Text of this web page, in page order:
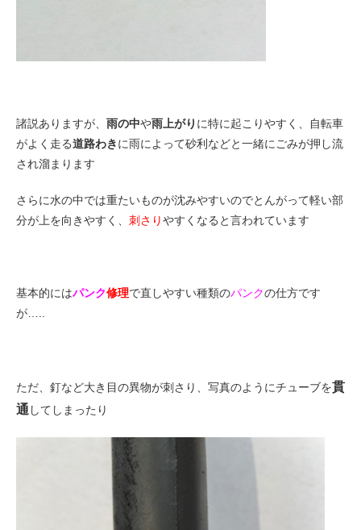
諸説ありますが、 雨の中や雨上がり に特に起こりやすく、自転車
がよく走る道路わきに雨によって砂利などと一緒にごみが押し流
され溜まります
さらに水の中では重たいものが沈みやすいのでとんがって軽い部
分が上を向きやすく、 刺さりやすくなると言われています
基本的にはパンク修理で直しやすい種類のパンクの仕方です
が…..
ただ、釘など大き目の異物が刺さり、写真のようにチューブを貫
通 してしまったり